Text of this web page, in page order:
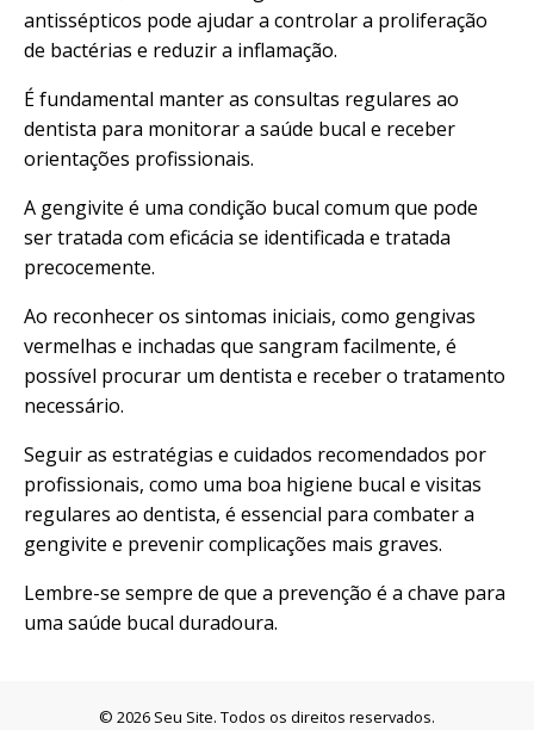
antissépticos pode ajudar a controlar a proliferação
de bactérias e reduzir a inflamação.
É fundamental manter as consultas regulares ao
dentista para monitorar a saúde bucal e receber
orientações profissionais.
A gengivite é uma condição bucal comum que pode
ser tratada com eficácia se identificada e tratada
precocemente.
Ao reconhecer os sintomas iniciais, como gengivas
vermelhas e inchadas que sangram facilmente, é
possível procurar um dentista e receber o tratamento
necessário.
Seguir as estratégias e cuidados recomendados por
profissionais, como uma boa higiene bucal e visitas
regulares ao dentista, é essencial para combater a
gengivite e prevenir complicações mais graves.
Lembre-se sempre de que a prevenção é a chave para
uma saúde bucal duradoura.
© 2026 Seu Site. Todos os direitos reservados.